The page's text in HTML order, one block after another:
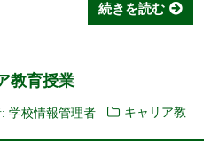
続きを読む
教育授業
学校情報管理者
キャリア教